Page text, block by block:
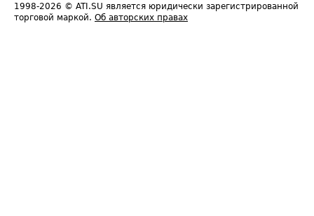
1998-2026 © ATI.SU является юридически зарегистрированной
торговой маркой. Об авторских правах